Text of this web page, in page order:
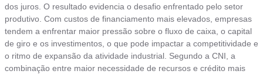
dos juros. O resultado evidencia o desafio enfrentado pelo setor
produtivo. Com custos de financiamento mais elevados, empresas
tendem a enfrentar maior pressão sobre o fluxo de caixa, o capital
de giro e os investimentos, o que pode impactar a competitividade e
o ritmo de expansão da atividade industrial. Segundo a CNI, a
combinação entre maior necessidade de recursos e crédito mais